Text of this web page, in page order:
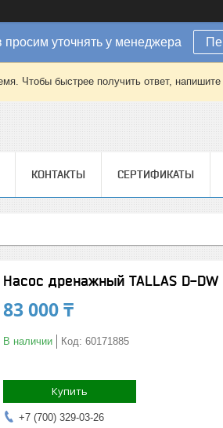
уточнять у менеджера
Чтобы быстрее получить ответ,
КОНТАКТЫ СЕРТИФИКАТЫ
Насос дренажный TALLAS D-
83 000 ₸
В наличии Код: 60171885
Купить
+7 (700) 329-03-26